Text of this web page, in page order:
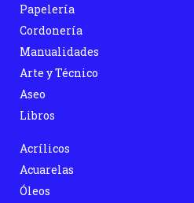
Papelería
Cordonería
Manualidades
Arte y Técnico
Aseo
Libros
Acrílicos
Acuarelas
Óleos